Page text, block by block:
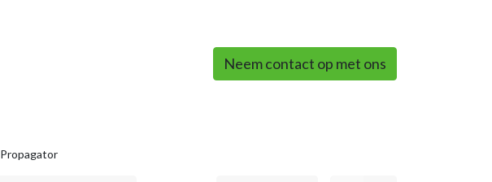
Neem contact op met ons
Propagator